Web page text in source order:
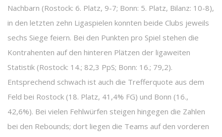
Nachbarn (Rostock: 6. Platz, 9-7; Bonn: 5. Platz, Bilanz: 10-8),
in den letzten zehn Ligaspielen konnten beide Clubs jeweils
sechs Siege feiern. Bei den Punkten pro Spiel stehen die
Kontrahenten auf den hinteren Plätzen der ligaweiten
Statistik (Rostock: 14.; 82,3 PpS; Bonn: 16.; 79,2).
Entsprechend schwach ist auch die Trefferquote aus dem
Feld bei Rostock (18. Platz, 41,4% FG) und Bonn (16.,
42,6%). Bei vielen Fehlwürfen steigen hingegen die Zahlen
bei den Rebounds; dort liegen die Teams auf den vorderen